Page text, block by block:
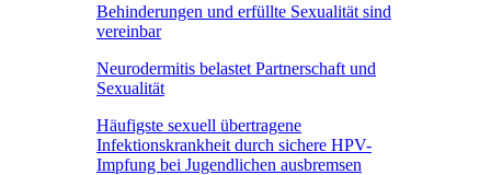
Behinderungen und erfüllte Sexualität sind
vereinbar
Neurodermitis belastet Partnerschaft und
Sexualität
Häufigste sexuell übertragene
Infektionskrankheit durch sichere HPV-
Impfung bei Jugendlichen ausbremsen